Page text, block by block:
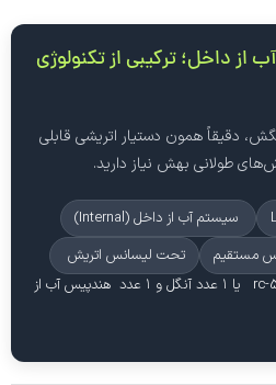
✨ ست 4 عددی W&H آب از داخل؛ ترکیبی از تکنولوژی
دقیقاً همون دستیار اتریشی قابلی
طولانی بهش نیاز دارید.
سیستم آب از داخل (Internal)
مستقیم
تحت لیسانس اتریش
۲ عدد آنگل پوش باتنrc-58 Alegra یا ۱ عدد آنگل و ۱ عدد هندپیس آب از